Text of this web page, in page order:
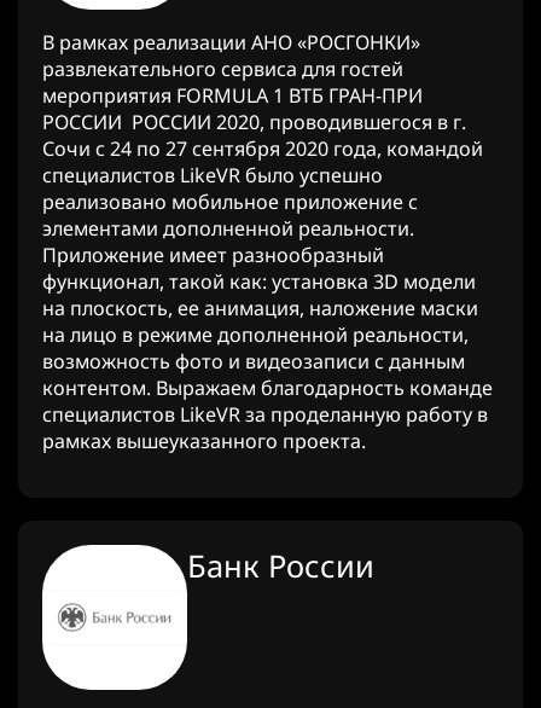
В рамках реализации АНО «РОСГОНКИ»
развлекательного сервиса для гостей
мероприятия FORMULA 1 ВТБ ГРАН-ПРИ
РОССИИ РОССИИ 2020, проводившегося в г.
Сочи с 24 по 27 сентября 2020 года, командой
специалистов LikeVR было успешно
реализовано мобильное приложение с
элементами дополненной реальности.
Приложение имеет разнообразный
функционал, такой как: установка 3D модели
на плоскость, ее анимация, наложение маски
на лицо в режиме дополненной реальности,
возможность фото и видеозаписи с данным
контентом. Выражаем благодарность команде
специалистов LikeVR за проделанную работу в
рамках вышеуказанного проекта.
Банк России